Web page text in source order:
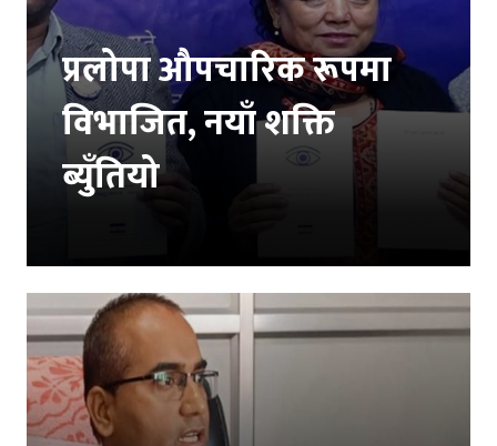
प्रलोपा औपचारिक रूपमा
विभाजित, नयाँ शक्ति
ब्युँतियो